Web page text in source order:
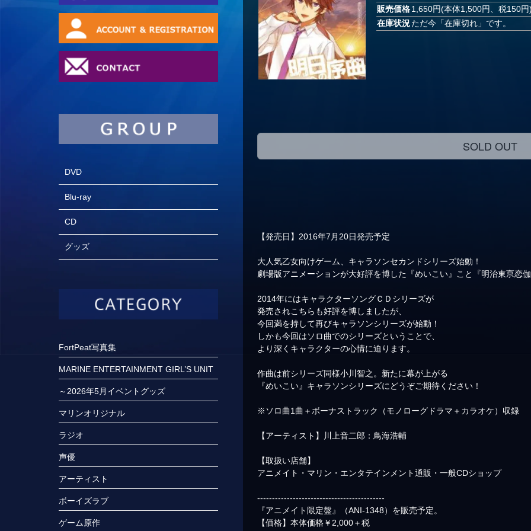
販売価格1,650円(本体1,500円、税150円
在庫状況ただ今「在庫切れ」です。
SOLD OUT
【発売日】2016年7月20日発売予定
大人気乙女向けゲーム、キャラソンセカンドシリーズ始動！
劇場版アニメーションが大好評を博した『めいこい』こと『明治東亰恋
2014年にはキャラクターソングＣＤシリーズが
発売されこちらも好評を博しましたが、
今回満を持して再びキャラソンシリーズが始動！
しかも今回はソロ曲でのシリーズということで、
より深くキャラクターの心情に迫ります。
作曲は前シリーズ同様小川智之。新たに幕が上がる
『めいこい』キャラソンシリーズにどうぞご期待ください！
※ソロ曲1曲＋ボーナストラック（モノローグドラマ＋カラオケ）収録
【アーティスト】川上音二郎：鳥海浩輔
【取扱い店舗】
アニメイト・マリン・エンタテインメント通販・一般CDショップ
-------------------------------------------
『アニメイト限定盤』（ANI-1348）を販売予定。
【価格】本体価格￥2,000＋税
DVD
Blu-ray
CD
グッズ
FortPeat写真集
MARINE ENTERTAINMENT GIRL’S UNIT
～2026年5月イベントグッズ
マリンオリジナル
ラジオ
声優
アーティスト
ボーイズラブ
ゲーム原作